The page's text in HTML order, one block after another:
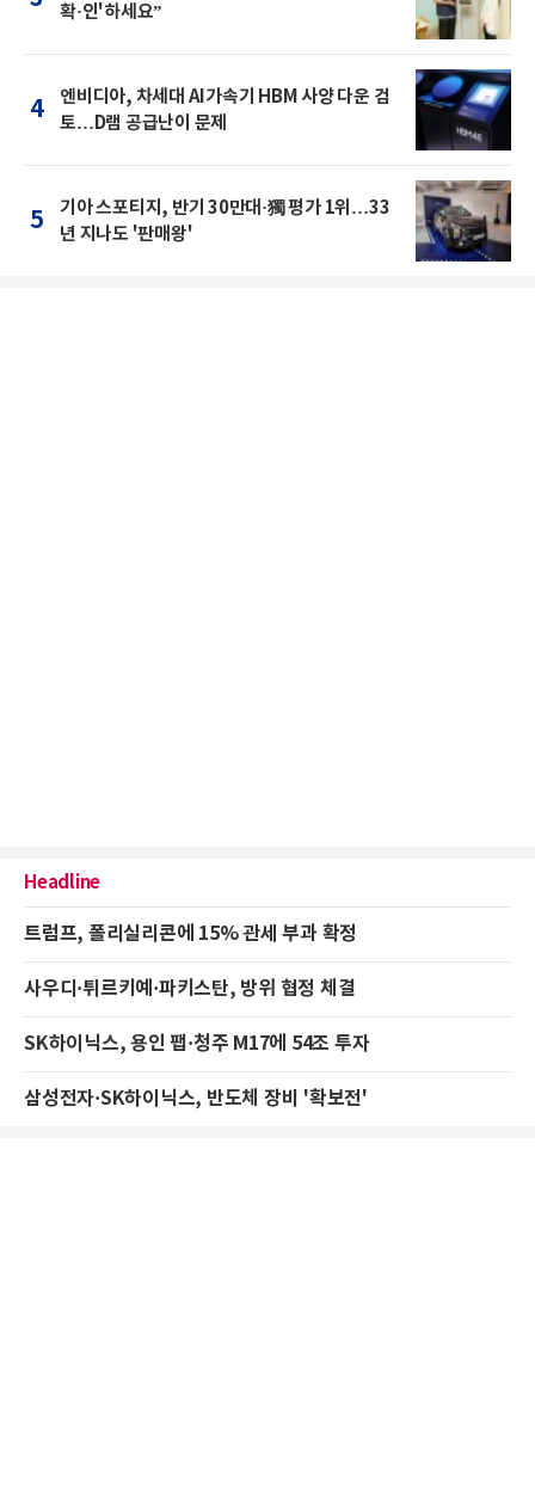
확·인'하세요”
4
엔비디아, 차세대 AI가속기 HBM 사양 다운 검
토…D램 공급난이 문제
5
기아 스포티지, 반기 30만대·獨 평가 1위…33
년 지나도 '판매왕'
Headline
트럼프, 폴리실리콘에 15% 관세 부과 확정
사우디·튀르키예·파키스탄, 방위 협정 체결
SK하이닉스, 용인 팹·청주 M17에 54조 투자
삼성전자·SK하이닉스, 반도체 장비 '확보전'